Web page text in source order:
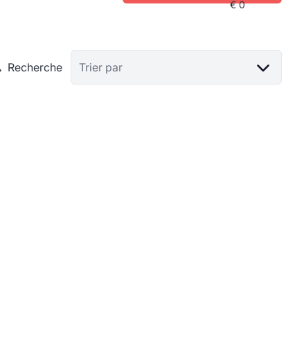
Recherche Trier par